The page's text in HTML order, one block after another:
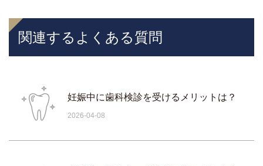
関連するよくある質問
妊娠中に歯科検診を受けるメリットは？
2026-04-08